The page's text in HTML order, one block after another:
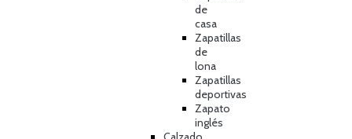
de
casa
Zapatillas
de
lona
Zapatillas
deportivas
Zapato
inglés